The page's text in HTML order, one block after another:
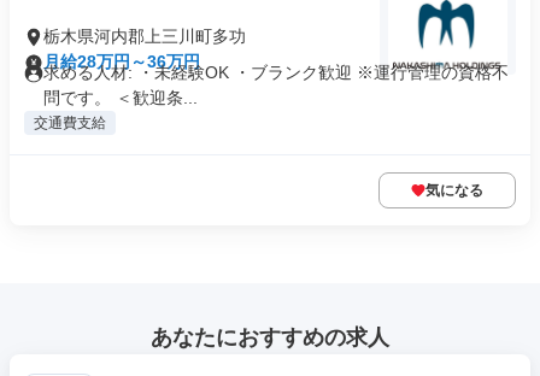
栃木県河内郡上三川町多功
月給28万円～36万円
求める人材: ・未経験OK ・ブランク歓迎 ※運行管理の資格不
問です。 ＜歓迎条...
交通費支給
気になる
あなたにおすすめの求人